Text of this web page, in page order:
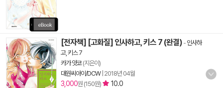
[전자책] [고화질] 인사하고, 키스 7 (완결) - 인사하
고, 키스 7
카가 얏코(지은이)
대원씨아이/DCW| 2018년 04월
3,000원 (150원) 10.0